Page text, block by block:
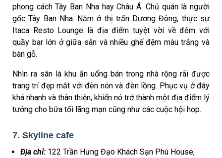
phong cách Tây Ban Nha hay Châu Á. Chủ quán là người
gốc Tây Ban Nha. Nằm ở thị trấn Dương Đông, thực sự
Itaca Resto Lounge là địa điểm tuyệt vời về đêm với
quầy bar lớn ở giữa sân và nhiều ghế đệm màu trắng và
bàn gỗ.
Nhìn ra sân là khu ăn uống bán trong nhà rộng rãi được
trang trí đẹp mắt với đèn nón và đèn lồng. Phục vụ ở đây
khá nhanh và thân thiện, khiến nó trở thành một địa điểm lý
tưởng cho bữa tối lãng mạn cũng như các cuộc hội họp.
7. Skyline cafe
Địa chỉ: 122 Trần Hưng Đạo Khách Sạn Phú House,